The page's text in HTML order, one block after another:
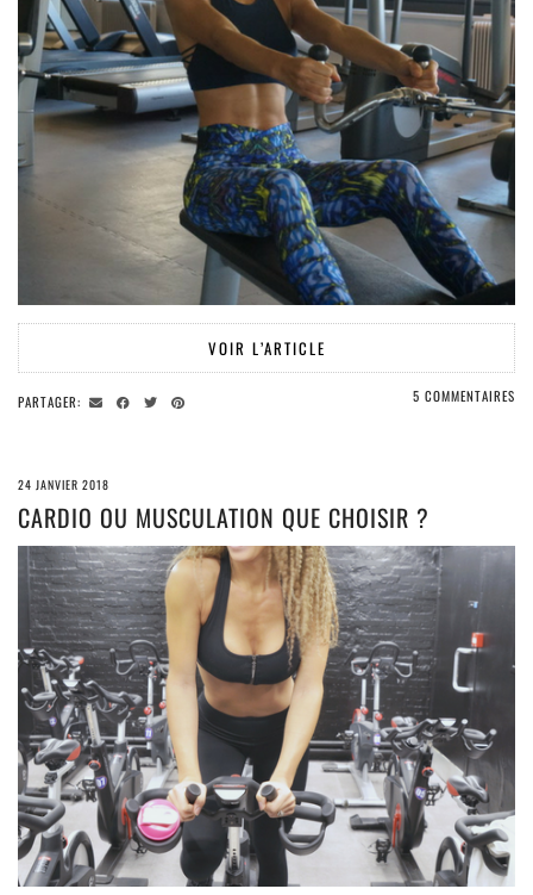
VOIR L’ARTICLE
PARTAGER: 5 COMMENTAIRES
24 JANVIER 2018
CARDIO OU MUSCULATION QUE CHOISIR ?